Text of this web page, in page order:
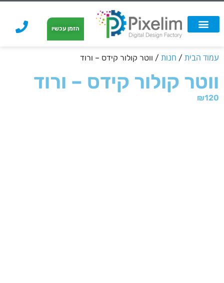
הזמן עכשיו
עמוד הבית / חנות / ווטר קולור קידס – ורוד
ווטר קולור קידס – ורוד
₪120